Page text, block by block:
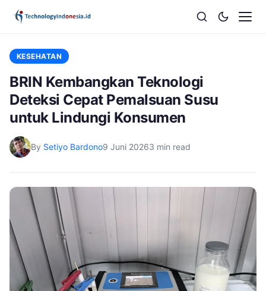
KESEHATAN
BRIN Kembangkan Teknologi
Deteksi Cepat Pemalsuan Susu
untuk Lindungi Konsumen
By Setiyo Bardono9 Juni 20263 min read